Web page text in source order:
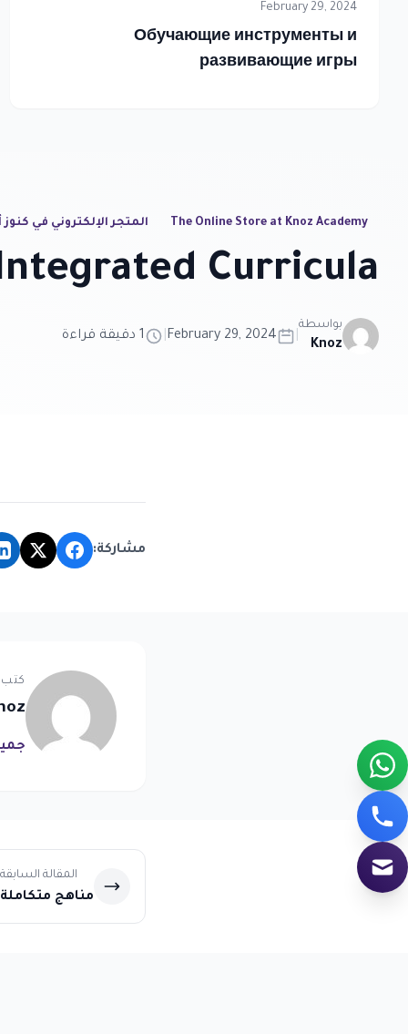
February 29, 2024
Обучающие инструменты и
развивающие игры
The Online Store at Knoz Academy المتجر الإلكتروني في كنوز
Curricula
بواسطة
Knoz
February 29, 2024 1 دقيقة قراءة
مشاركة:
المقالة السابقة
مناهج متكاملة